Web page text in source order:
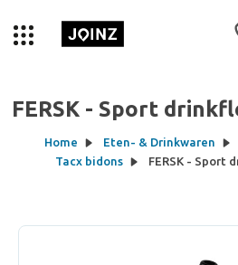
FERSK - Sport
Home Eten- & Drinkwaren
Tacx bidons
FERSK - Sport